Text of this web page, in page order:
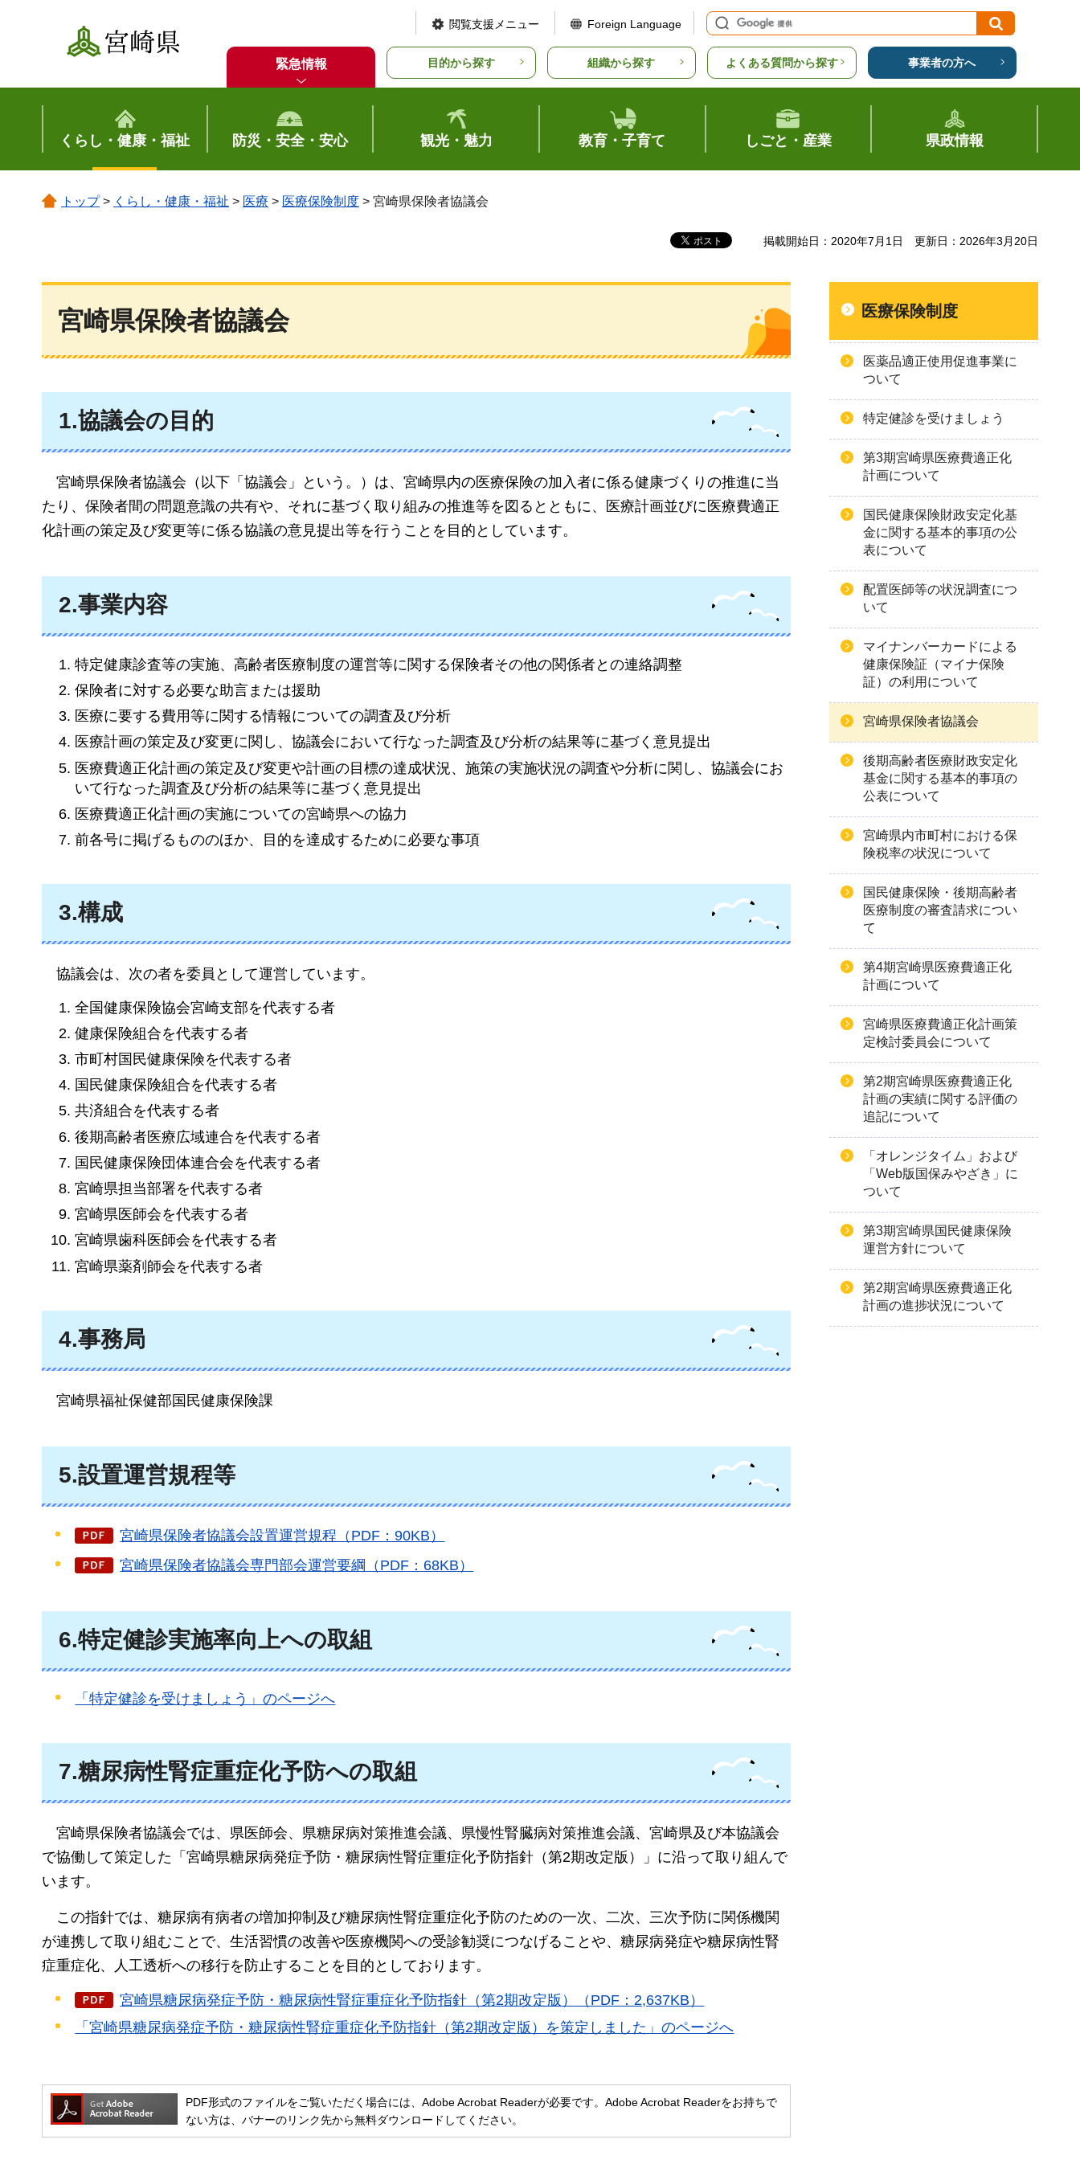
宮崎県
閲覧支援メニュー Foreign Language
緊急情報 目的から探す 組織から探す よくある質問から探す 事業者の方へ
くらし・健康・福祉 防災・安全・安心 観光・魅力 教育・子育て しごと・産業 県政情報
トップ> くらし・健康・福祉 > 医療 > 医療保険制度 > 宮崎県保険者協議会
掲載開始日：2020年7月1日 更新日：2026年3月20日
宮崎県保険者協議会
1.協議会の目的
宮崎県保険者協議会（以下「協議会」という。）は、宮崎県内の医療保険の加入者に係る健康づくりの推進に当
たり、保険者間の問題意識の共有や、それに基づく取り組みの推進等を図るとともに、医療計画並びに医療費適正
化計画の策定及び変更等に係る協議の意見提出等を行うことを目的としています。
2.事業内容
特定健康診査等の実施、高齢者医療制度の運営等に関する保険者その他の関係者との連絡調整
保険者に対する必要な助言または援助
医療に要する費用等に関する情報についての調査及び分析
医療計画の策定及び変更に関し、協議会において行なった調査及び分析の結果等に基づく意見提出
医療費適正化計画の策定及び変更や計画の目標の達成状況、施策の実施状況の調査や分析に関し、協議会にお
いて行なった調査及び分析の結果等に基づく意見提出
医療費適正化計画の実施についての宮崎県への協力
前各号に掲げるもののほか、目的を達成するために必要な事項
3.構成
協議会は、次の者を委員として運営しています。
全国健康保険協会宮崎支部を代表する者
健康保険組合を代表する者
市町村国民健康保険を代表する者
国民健康保険組合を代表する者
共済組合を代表する者
後期高齢者医療広域連合を代表する者
国民健康保険団体連合会を代表する者
宮崎県担当部署を代表する者
宮崎県医師会を代表する者
宮崎県歯科医師会を代表する者
宮崎県薬剤師会を代表する者
4.事務局
宮崎県福祉保健部国民健康保険課
5.設置運営規程等
宮崎県保険者協議会設置運営規程（PDF：90KB）
宮崎県保険者協議会専門部会運営要綱（PDF：68KB）
6.特定健診実施率向上への取組
「特定健診を受けましょう」のページへ
7.糖尿病性腎症重症化予防への取組
宮崎県保険者協議会では、県医師会、県糖尿病対策推進会議、県慢性腎臓病対策推進会議、宮崎県及び本協議会
で協働して策定した「宮崎県糖尿病発症予防・糖尿病性腎症重症化予防指針（第2期改定版）」に沿って取り組んで
います。
この指針では、 糖尿病有病者の増加抑制及び糖尿病性腎症重症化予防のための一次、二次、三次予防に関係機関
が連携して取り組むことで、生活習慣の改善や医療機関への受診勧奨につなげることや、糖尿病発症や糖尿病性腎
症重症化、人工透析への移行を防止することを目的としております。
宮崎県糖尿病発症予防・糖尿病性腎症重症化予防指針（第2期改定版）（PDF：2,637KB）
「宮崎県糖尿病発症予防・糖尿病性腎症重症化予防指針（第2期改定版）を策定しました」のページへ
PDF形式のファイルをご覧いただく場合には、Adobe Acrobat Readerが必要です。Adobe Acrobat Readerをお持ちで
ない方は、バナーのリンク先から無料ダウンロードしてください。
医療保険制度
医薬品適正使用促進事業に
ついて
特定健診を受けましょう
第3期宮崎県医療費適正化
計画について
国民健康保険財政安定化基
金に関する基本的事項の公
表について
配置医師等の状況調査につ
いて
マイナンバーカードによる
健康保険証（マイナ保険
証）の利用について
宮崎県保険者協議会
後期高齢者医療財政安定化
基金に関する基本的事項の
公表について
宮崎県内市町村における保
険税率の状況について
国民健康保険・後期高齢者
医療制度の審査請求につい
て
第4期宮崎県医療費適正化
計画について
宮崎県医療費適正化計画策
定検討委員会について
第2期宮崎県医療費適正化
計画の実績に関する評価の
追記について
「オレンジタイム」および
「Web版国保みやざき」に
ついて
第3期宮崎県国民健康保険
運営方針について
第2期宮崎県医療費適正化
計画の進捗状況について